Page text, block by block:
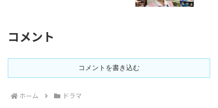
コメント
コメントを書き込む
ホーム ドラマ